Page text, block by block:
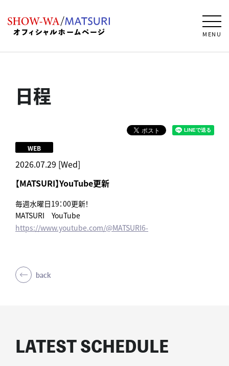
MENU
日程
2026.07.29 [Wed]
WEB
【MATSURI】YouTube更新
毎週水曜日19：00更新！
MATSURI YouTube
https://www.youtube.com/@MATSURI6-
back
LATEST SCHEDULE